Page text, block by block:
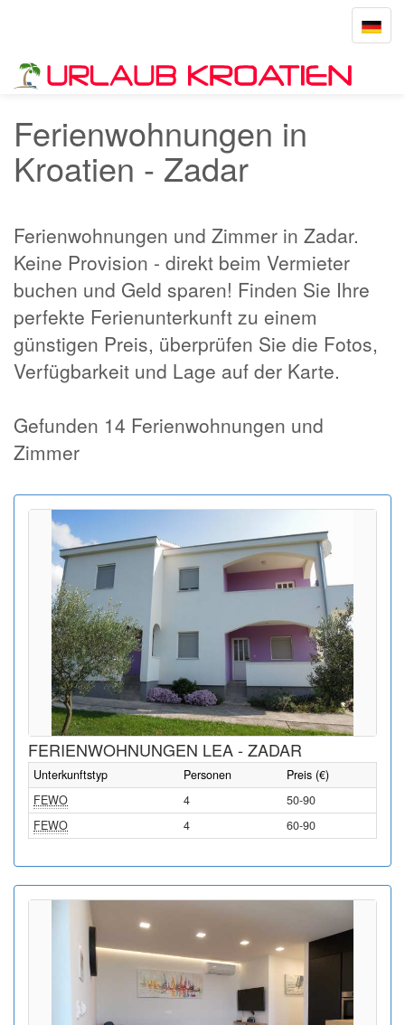
Toggle
Startseite
Zadar
Ferienwohnungen in
Kroatien - Zadar
Ferienwohnungen und Zimmer in Zadar.
Keine Provision - direkt beim Vermieter
buchen und Geld sparen! Finden Sie Ihre
perfekte Ferienunterkunft zu einem
günstigen Preis, überprüfen Sie die Fotos,
Verfügbarkeit und Lage auf der Karte.
Gefunden 14 Ferienwohnungen und
Zimmer
FERIENWOHNUNGEN LEA - ZADAR
Unterkunftstyp Personen
Preis (€)
FEWO
4
50-90
FEWO
4 60-90